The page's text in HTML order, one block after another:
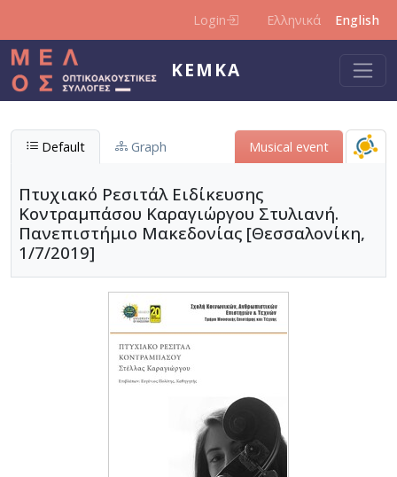
Login Ελληνικά English
KEMKA
Default Graph Μusical event
Πτυχιακό Ρεσιτάλ Ειδίκευσης
Κοντραμπάσου Καραγιώργου Στυλιανή.
Πανεπιστήμιο Μακεδονίας [Θεσσαλονίκη,
1/7/2019]